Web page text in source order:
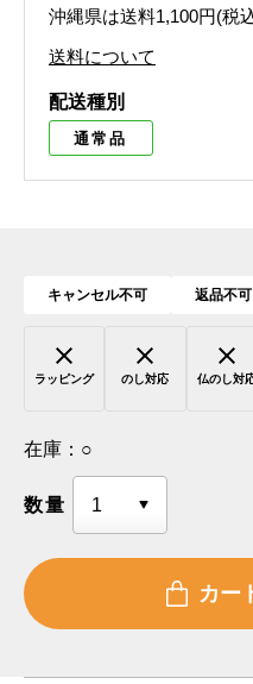
沖縄県は送料1,100円(税
送料について
配送種別
通常品
キャンセル不可 返品不可
ラッピング のし対応 仏のし対
在庫： ○
数量